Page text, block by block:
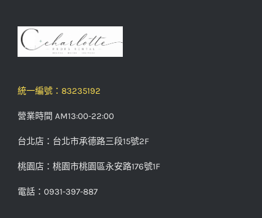
統一編號：83235192
營業時間 AM13:00-22:00
台北店：台北市承德路三段15號2F
桃園店：桃園市桃園區永安路176號1F
電話：0931-397-887